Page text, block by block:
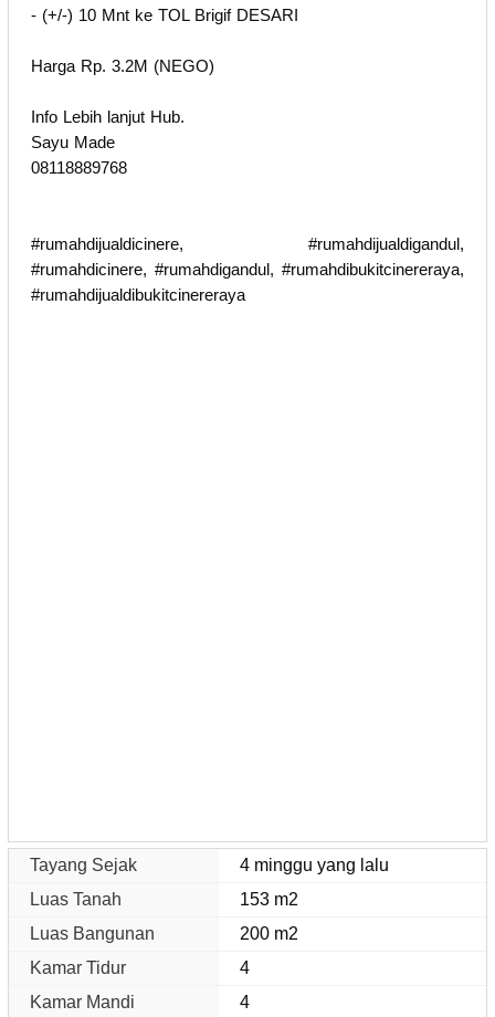
- (+/-) 10 Mnt ke TOL Brigif DESARI
Harga Rp. 3.2M (NEGO)
Info Lebih lanjut Hub.
Sayu Made
08118889768
#rumahdijualdicinere, #rumahdijualdigandul,
#rumahdicinere, #rumahdigandul, #rumahdibukitcinereraya,
#rumahdijualdibukitcinereraya
Tayang Sejak
4 minggu yang lalu
Luas Tanah
153 m2
Luas Bangunan
200 m2
Kamar Tidur
4
Kamar Mandi
4